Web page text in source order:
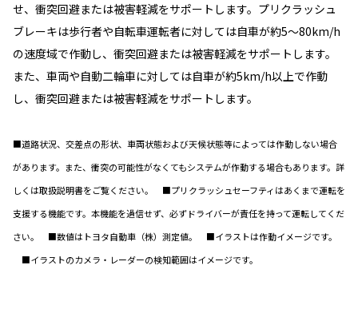
せ、衝突回避または被害軽減をサポートします。プリクラッシュ
ブレーキは歩行者や自転車運転者に対しては自車が約5〜80km/h
の速度域で作動し、衝突回避または被害軽減をサポートします。
また、車両や自動二輪車に対しては自車が約5km/h以上で作動
し、衝突回避または被害軽減をサポートします。
■道路状況、交差点の形状、車両状態および天候状態等によっては作動しない場合
があります。また、衝突の可能性がなくてもシステムが作動する場合もあります。詳
しくは取扱説明書をご覧ください。 ■プリクラッシュセーフティはあくまで運転を
支援する機能です。本機能を過信せず、必ずドライバーが責任を持って運転してくだ
さい。 ■数値はトヨタ自動車（株）測定値。 ■イラストは作動イメージです。
■イラストのカメラ・レーダーの検知範囲はイメージです。